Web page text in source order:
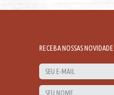
RECEBA NOSSAS